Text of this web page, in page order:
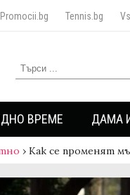
Tennis.bg
ВРЕМЕ ДАМА
› Как се променят